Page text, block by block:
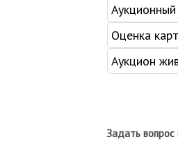
Оценка
Аукцион
Задать вопрос